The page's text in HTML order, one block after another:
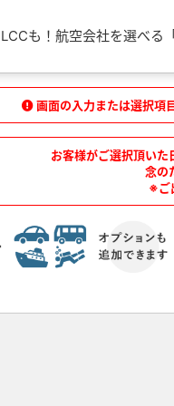
LCCも！航空会社を選べる
画面の入力または選択項
お客様がご選択頂い
念の
※ご